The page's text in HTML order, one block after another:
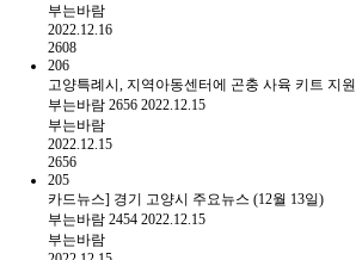
부는바람
2022.12.16
2608
206
고양특례시, 지역아동센터에 곤충 사육 키트 지원
부는바람 2656 2022.12.15
부는바람
2022.12.15
2656
205
카드뉴스] 경기 고양시 주요뉴스 (12월 13일)
부는바람 2454 2022.12.15
부는바람